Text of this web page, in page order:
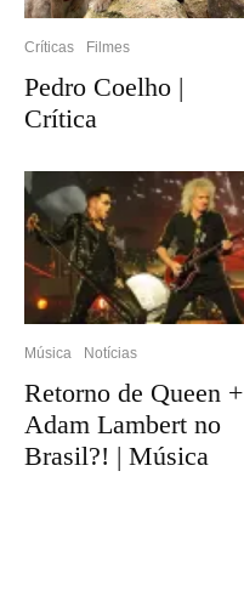
Críticas Filmes
Pedro Coelho |
Crítica
Música Notícias
Retorno de Queen +
Adam Lambert no
Brasil?! | Música